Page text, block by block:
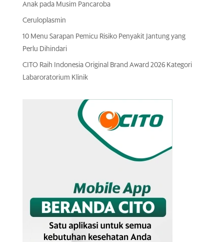
Anak pada Musim Pancaroba
Ceruloplasmin
10 Menu Sarapan Pemicu Risiko Penyakit Jantung yang
Perlu Dihindari
CITO Raih Indonesia Original Brand Award 2026 Kategori
Labaroratorium Klinik